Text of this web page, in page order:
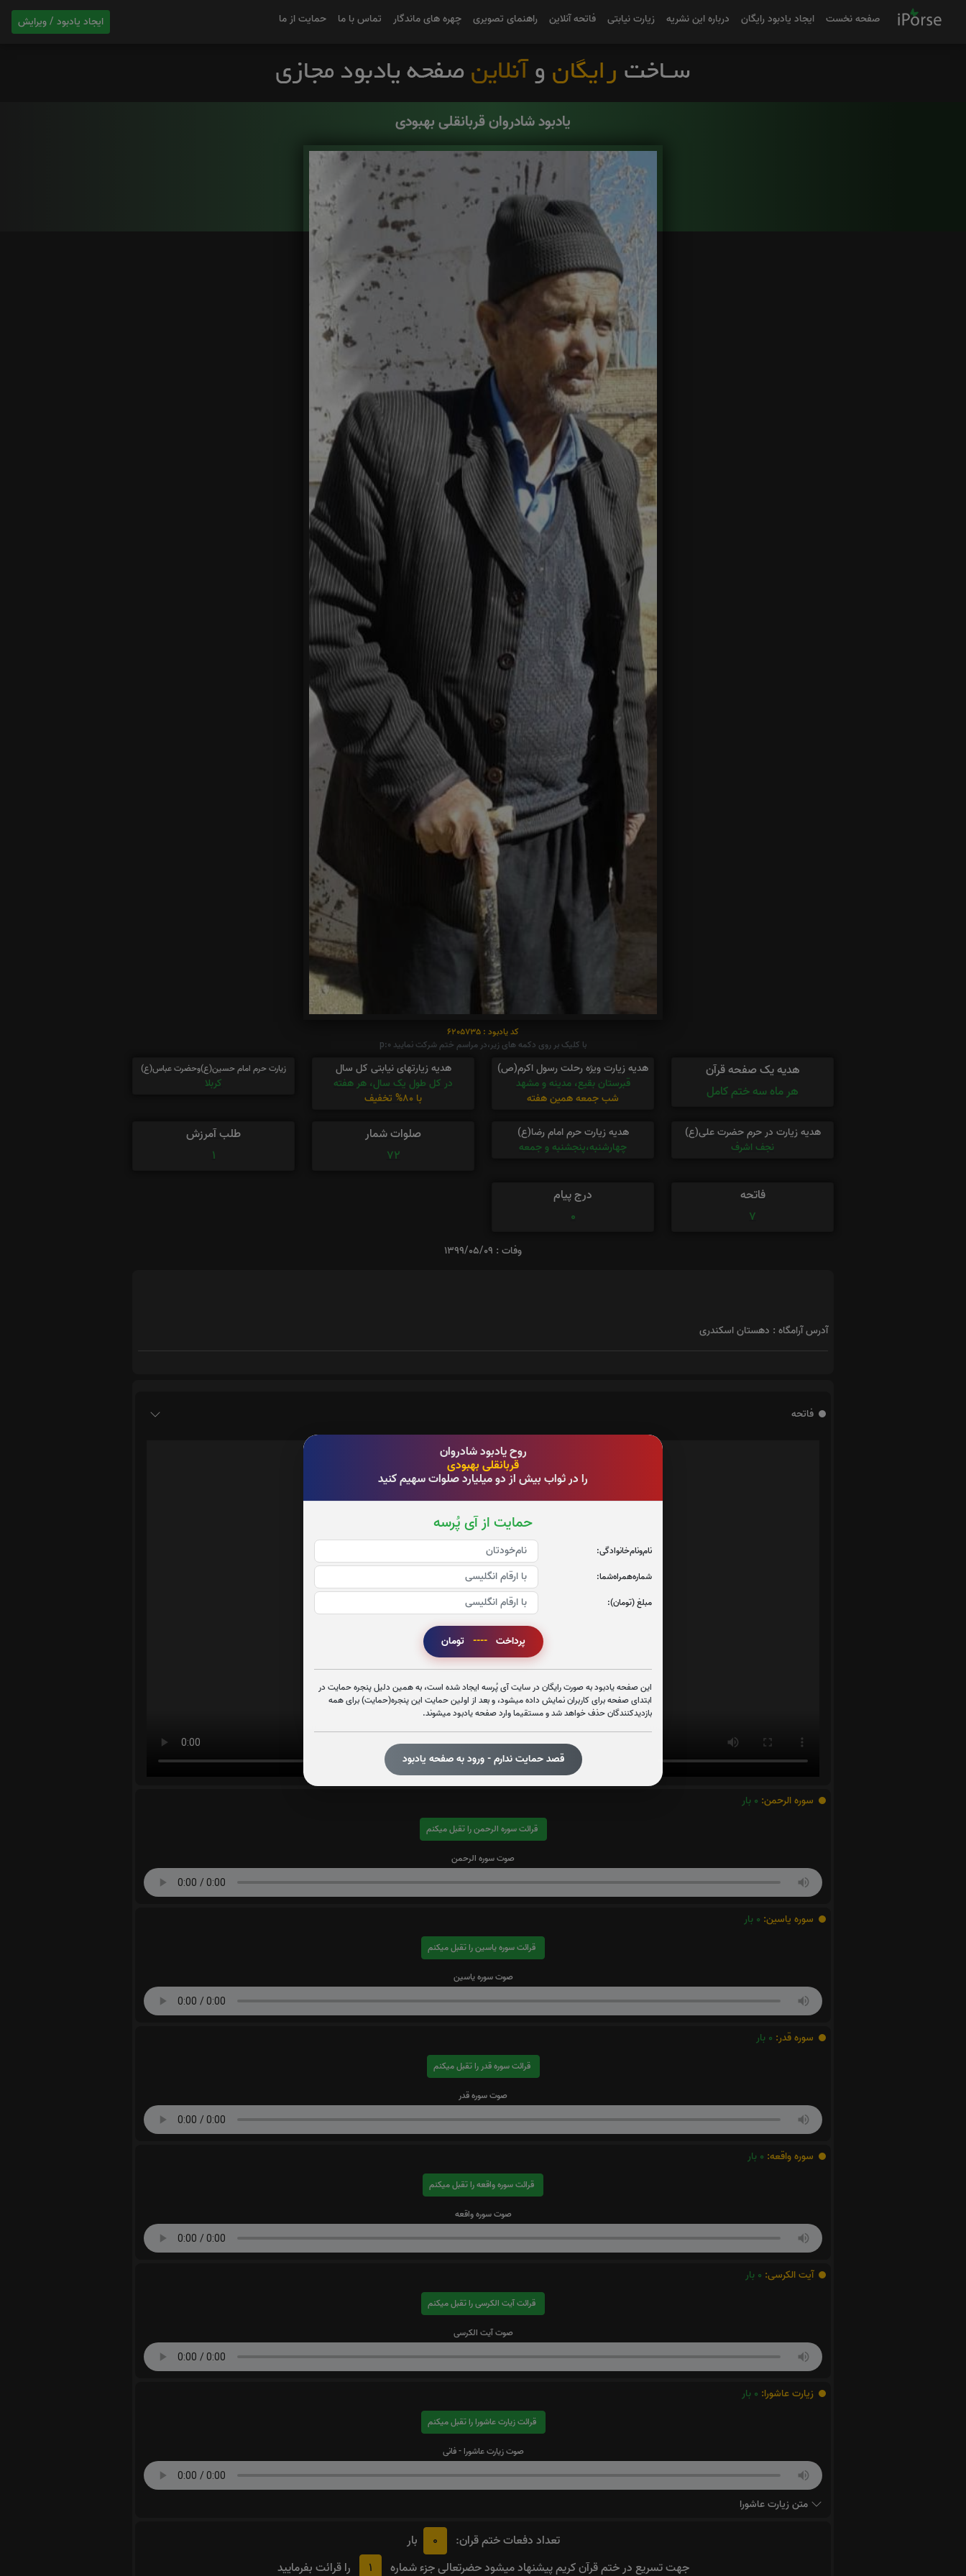
ایجاد یادبود / ویرایش صفحه نخست ایجاد یادبود رایگان درباره این نشریه زیارت نیابتی فاتحه آنلاین راهنمای تصویری چهره های ماندگار تماس با ما حمایت از ما
روح یادبود شادروان
قربانقلی بهبودی
را در ثواب بیش از دو میلیارد صلوات سهیم کنید
حمایت از آی پُرسه
نام‌و‌نام‌خانوادگی:
شماره‌همراه‌شما:
مبلغ (تومان):
پرداخت ---- تومان
این صفحه یادبود به صورت رایگان در سایت آی پُرسه ایجاد شده است، به همین دلیل پنجره حمایت در
ابتدای صفحه برای کاربران نمایش داده میشود، و بعد از اولین حمایت این پنجره(حمایت) برای همه
بازدیدکنندگان حذف خواهد شد و مستقیما وارد صفحه یادبود میشوند.
قصد حمایت ندارم - ورود به صفحه یادبود
یادبود شادروان قربانقلی بهبودی
کد یادبود : 6205735
با کلیک بر روی دکمه های زیر،در مراسم ختم شرکت نمایید p:0
هدیه یک صفحه قرآن
هر ماه سه ختم کامل
هدیه زیارت ویژه رحلت رسول اکرم(ص)
قبرستان بقیع، مدینه و مشهد
شب جمعه همین هفته
هدیه زیارتهای نیابتی کل سال
در کل طول یک سال، هر هفته
با 80% تخفیف
زیارت حرم امام حسین(ع)وحضرت عباس(ع)
کربلا
هدیه زیارت در حرم حضرت علی(ع)
نجف اشرف
هدیه زیارت حرم امام رضا(ع)
چهارشنبه،پنجشنبه و جمعه
صلوات شمار
72
طلب آمرزش
1
فاتحه
7
درج پیام
0
وفات : 1399/05/09
آدرس آرامگاه : دهستان اسکندری
فاتحه
سوره الرحمن: 0 بار
قرائت سوره الرحمن را تقبل میکنم
صوت سوره الرحمن
سوره یاسین: 0 بار
قرائت سوره یاسین را تقبل میکنم
صوت سوره یاسین
سوره قدر: 0 بار
قرائت سوره قدر را تقبل میکنم
صوت سوره قدر
سوره واقعه: 0 بار
قرائت سوره واقعه را تقبل میکنم
صوت سوره واقعه
آیت الکرسی: 0 بار
قرائت آیت الکرسی را تقبل میکنم
صوت آیت الکرسی
زیارت عاشورا: 0 بار
قرائت زیارت عاشورا را تقبل میکنم
صوت زیارت عاشورا - فانی
متن زیارت عاشورا
تعداد دفعات ختم قران: 0
بار
جهت تسریع در ختم قرآن کریم پیشنهاد میشود حضرتعالی جزء شماره
1 را قرائت بفرمایید